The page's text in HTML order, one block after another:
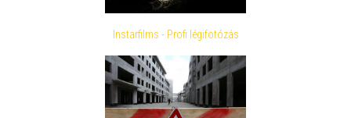
Instarfilms - Profi légifotózás